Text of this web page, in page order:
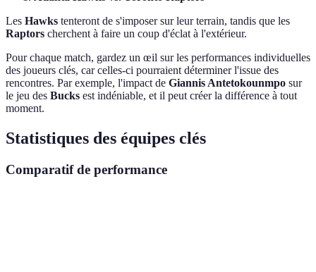
Les Hawks tenteront de s'imposer sur leur terrain, tandis que les
Raptors cherchent à faire un coup d'éclat à l'extérieur.
Pour chaque match, gardez un œil sur les performances individuelles
des joueurs clés, car celles-ci pourraient déterminer l'issue des
rencontres. Par exemple, l'impact de Giannis Antetokounmpo sur
le jeu des Bucks est indéniable, et il peut créer la différence à tout
moment.
Statistiques des équipes clés
Comparatif de performance